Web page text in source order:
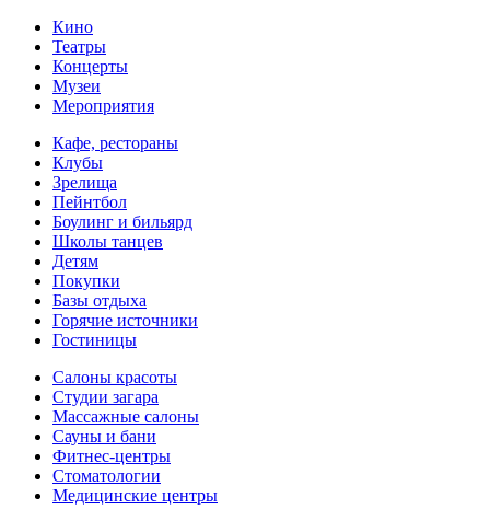
Кино
Театры
Концерты
Музеи
Мероприятия
Кафе, рестораны
Клубы
Зрелища
Пейнтбол
Боулинг и бильярд
Школы танцев
Детям
Покупки
Базы отдыха
Горячие источники
Гостиницы
Салоны красоты
Студии загара
Массажные салоны
Сауны и бани
Фитнес-центры
Стоматологии
Медицинские центры